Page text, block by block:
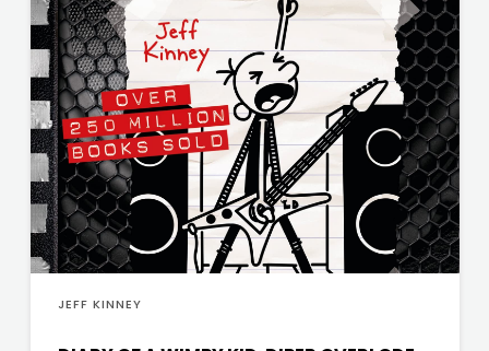
UDRUGA
GLUTEN
FREE
U
HNŽ
V.B.Z.
VERBUM
JEFF KINNEY